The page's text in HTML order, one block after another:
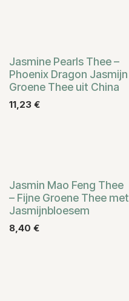
Jasmine Pearls Thee –
Phoenix Dragon Jasmijn
Groene Thee uit China
11,23 €
Jasmin Mao Feng Thee
– Fijne Groene Thee met
Jasmijnbloesem
8,40 €